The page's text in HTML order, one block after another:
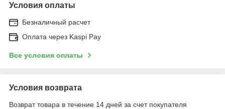
Условия оплаты
Безналичный расчет
Оплата через Kaspi Pay
Все условия оплаты
Условия возврата
Возврат товара в течение 14 дней за счет покупателя